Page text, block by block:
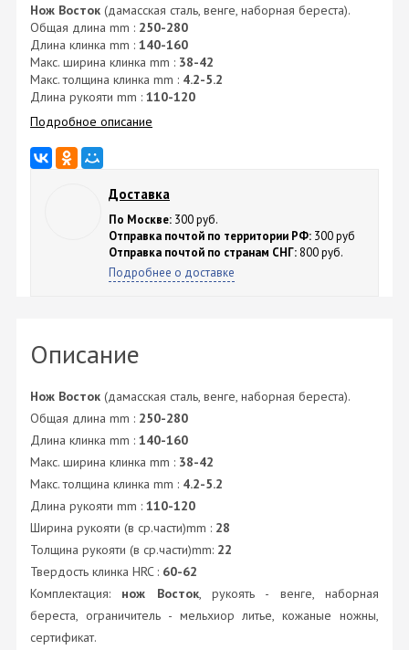
Нож Восток (дамасская сталь, венге, наборная береста).
Общая длина mm : 250-280
Длина клинка mm : 140-160
Макс. ширина клинка mm : 38-42
Макс. толщина клинка mm : 4.2-5.2
Длина рукояти mm : 110-120
Подробное описание
Доставка
По Москве: 300 руб.
Отправка почтой по территории РФ: 300 руб
Отправка почтой по странам СНГ: 800 руб.
Подробнее о доставке
Описание
Нож Восток (дамасская сталь, венге, наборная береста).
Общая длина mm : 250-280
Длина клинка mm : 140-160
Макс. ширина клинка mm : 38-42
Макс. толщина клинка mm : 4.2-5.2
Длина рукояти mm : 110-120
Ширина рукояти (в ср.части)mm : 28
Толщина рукояти (в ср.части)mm: 22
Твердость клинка HRC : 60-62
Комплектация: нож Восток, рукоять - венге, наборная
береста, ограничитель - мельхиор литье, кожаные ножны,
сертификат.